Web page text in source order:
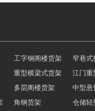
重型横梁式货架
江门
多层阁楼货架
中型悬
角钢货架
仓储
移动式货架 横梁